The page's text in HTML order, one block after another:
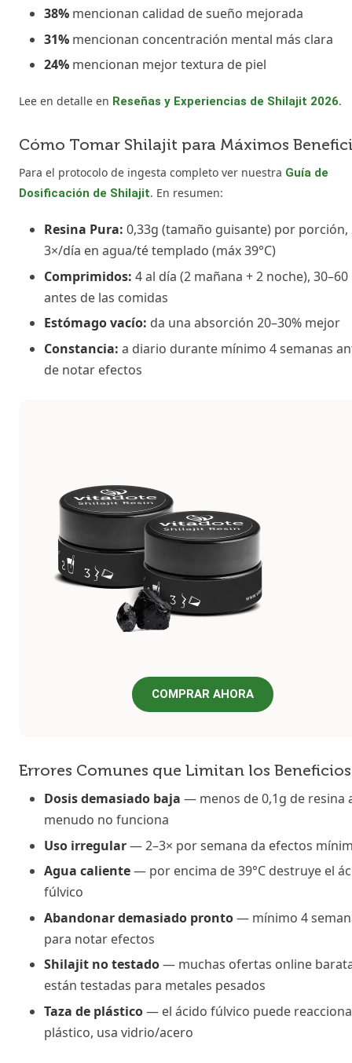
38% mencionan calidad de sueño mejorada
31% mencionan concentración mental más clara
24% mencionan mejor textura de piel
Lee en detalle en Reseñas y Experiencias de Shilajit 2026.
Cómo Tomar Shilajit para Máximos
Para el protocolo de ingesta completo ver nuestra Guía de
Dosificación de Shilajit. En resumen:
Resina Pura: 0,33g (tamaño guisante) por porción,
3×/día en agua/té templado (máx 39°C)
Comprimidos: 4 al día (2 mañana + 2 noche),
antes de las comidas
Estómago vacío: da una absorción 20–30% mejor
Constancia: a diario durante mínimo 4 semanas
de notar efectos
COMPRAR AHORA
Errores Comunes que Limitan los Beneficios
Dosis demasiado baja — menos de 0,1g de resina
menudo no funciona
Uso irregular— 2–3× por semana da efectos
Agua caliente— por encima de 39°C destruye el
fúlvico
Abandonar demasiado pronto— mínimo 4
para notar efectos
Shilajit no testado— muchas ofertas online
están testadas para metales pesados
Taza de plástico— el ácido fúlvico puede
plástico, usa vidrio/acero